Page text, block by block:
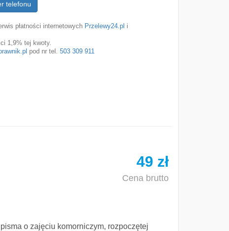
telefonu
płatności internetowych Przelewy24.pl i
1,9% tej kwoty.
pod nr tel.503 309 911
49 zł
Cena brutto
o zajęciu komorniczym, rozpoczętej